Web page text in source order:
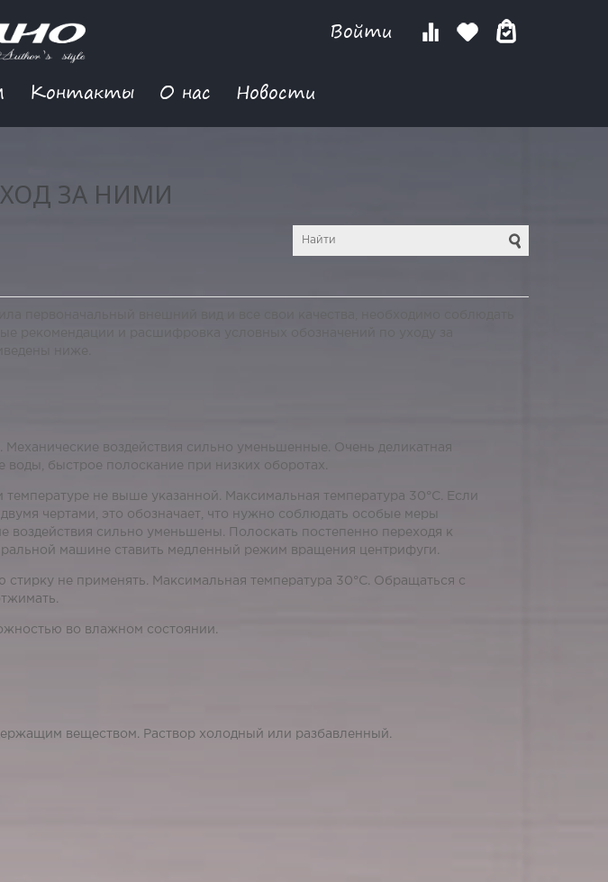
Войти
Контакты О нас Новости
ЗА НИМИ
рекомендации и расшифровка условных обозначений по уходу за
ниже.
Механические воздействия сильно уменьшенные. Очень деликатная
воды, быстрое полоскание при низких оборотах.
не выше указанной. Максимальная температура 30°С. Если
чертами, это обозначает, что нужно соблюдать особые меры
воздействия сильно уменьшены. Полоскать постепенно переходя к
машине ставить медленный режим вращения центрифуги.
стирку не применять. Максимальная температура 30°С. Обращаться с
во влажном состоянии.
веществом. Раствор холодный или разбавленный.